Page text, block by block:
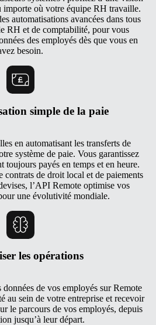
importe où votre équipe RH travaille.
automatisations avancées dans tous
RH et de comptabilité, pour vous
des employés dès que vous en
besoin.
simple de la paie
en automatisant les transferts de
système de paie. Vous garantissez
toujours payés en temps et en heure.
contrats de droit local et de paiements
l’API Remote optimise vos
une évolutivité mondiale.
les opérations
de vos employés sur Remote
au sein de votre entreprise et recevoir
le parcours de vos employés, depuis
jusqu’à leur départ.